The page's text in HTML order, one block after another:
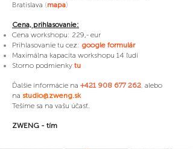
Bratislava (mapa)
Cena, prihlasovanie:
Cena workshopu: 229,- eur
Prihlasovanie tu cez: google formulár
Maximálna kapacita workshopu 14 ľudí
Storno podmienky tu
Ďalšie informácie na +421 908 677 262, alebo
na studio@zweng.sk
Tešíme sa na vašu účasť.
ZWENG - tím